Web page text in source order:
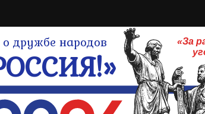
дружбе народов
«За